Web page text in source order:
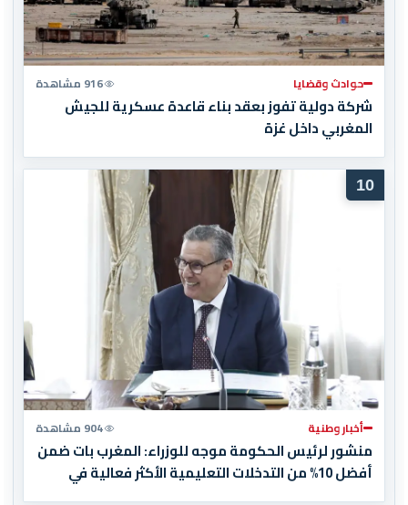
حوادث وقضايا 916 مشاهدة
شركة دولية تفوز بعقد بناء قاعدة عسكرية للجيش
المغربي داخل غزة
10
أخبار وطنية 904 مشاهدة
منشور لرئيس الحكومة موجه للوزراء: المغرب بات ضمن
أفضل 10% من التدخلات التعليمية الأكثر فعالية في